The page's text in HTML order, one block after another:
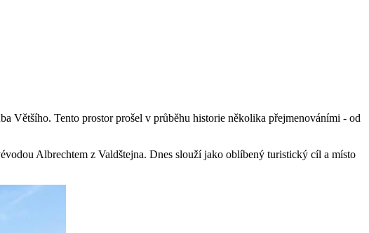
Většího. Tento prostor prošel v průběhu historie několika přejmenováními - od
Albrechtem z Valdštejna. Dnes slouží jako oblíbený turistický cíl a místo